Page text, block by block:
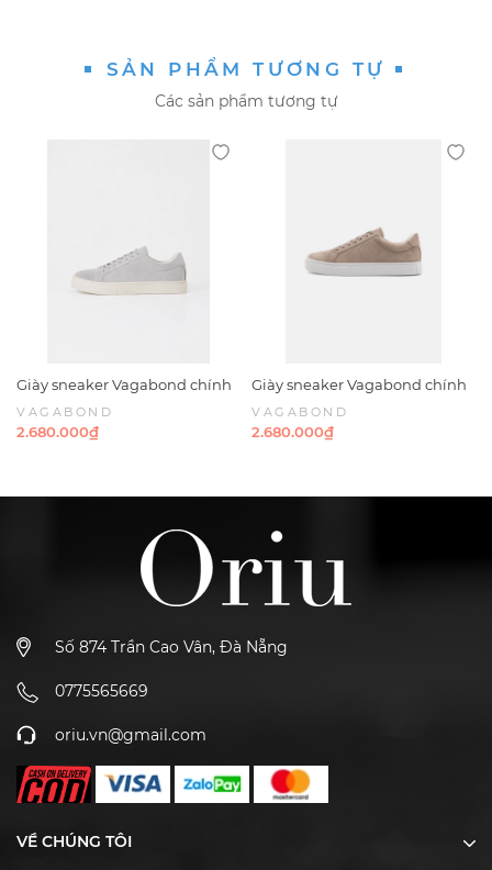
SẢN PHẨM TƯƠNG TỰ
Các sản phẩm tương tự
Giày sneaker Vagabond chính
hãng Paul 2.0 Suede Grey -
Xám da lộn
VAGABOND
2.680.000₫
Giày sneaker Vagabond chính
hãng Paul 2.0 Suede Taupe -
Nâu nhạt Da lộn
VAGABOND
2.680.000₫
Số 874 Trần Cao Vân, Đà Nẵng
0775565669
oriu.vn@gmail.com
VỀ CHÚNG TÔI